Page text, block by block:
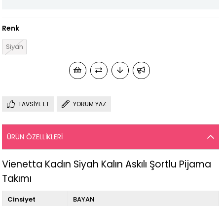
Renk
Siyah
TAVSIYE ET YORUM YAZ
ÜRÜN ÖZELLIKLERI
Vienetta Kadın Siyah Kalın Askılı Şortlu Pijama
Takımı
Cinsiyet BAYAN